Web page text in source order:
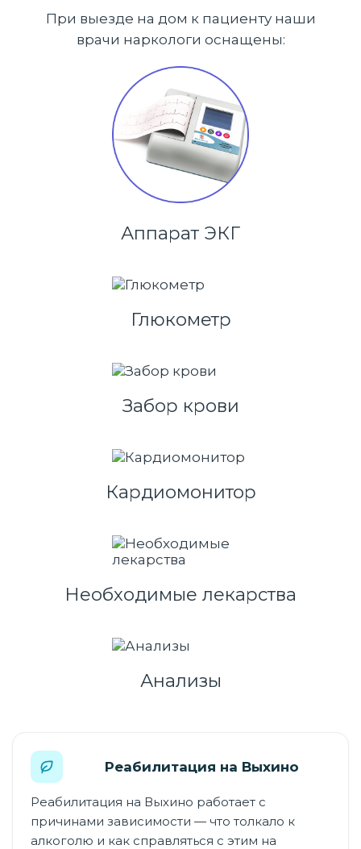
При выезде на дом к пациенту наши
врачи наркологи оснащены:
Аппарат ЭКГ
Глюкометр
Забор крови
Кардиомонитор
Необходимые лекарства
Анализы
Реабилитация на Выхино
Реабилитация на Выхино работает с
причинами зависимости — что толкало к
алкоголю и как справляться с этим на